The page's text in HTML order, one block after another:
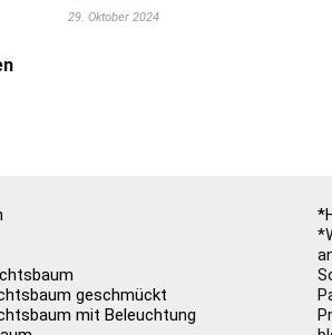
29. Oktober 2024
geschmückt
mit Beleuchtung